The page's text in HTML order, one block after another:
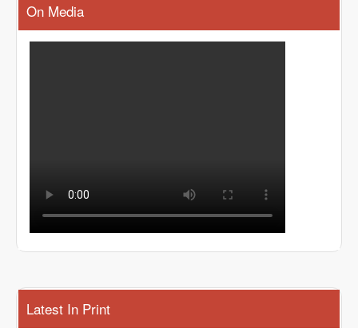
On Media
Latest In Print